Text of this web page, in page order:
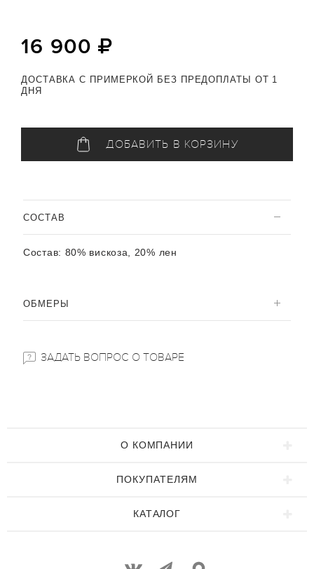
16 900
ДОСТАВКА С ПРИМЕРКОЙ БЕЗ ПРЕДОПЛАТЫ ОТ 1
ДНЯ
ДОБАВИТЬ В КОРЗИНУ
CОСТАВ
Состав: 80% вискоза, 20% лен
ОБМЕРЫ
ЗАДАТЬ ВОПРОС О ТОВАРЕ
О КОМПАНИИ
ПОКУПАТЕЛЯМ
КАТАЛОГ